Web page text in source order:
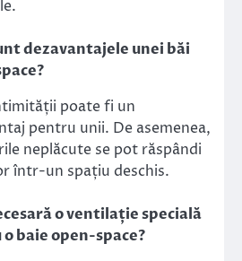
dezavantajele unei băi
poate fi un
pentru unii. De asemenea,
neplăcute se pot răspândi
într-un spațiu deschis.
o ventilație specială
baie open-space?